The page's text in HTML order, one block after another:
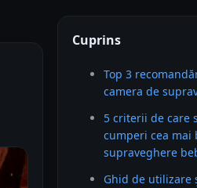
Cuprins
Top 3
camera de
5 criterii de care
cumperi cea mai
supraveghere
Ghid de utilizare